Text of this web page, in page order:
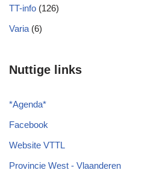
TT-info (126)
Varia (6)
Nuttige links
*Agenda*
Facebook
Website VTTL
Provincie West - Vlaanderen